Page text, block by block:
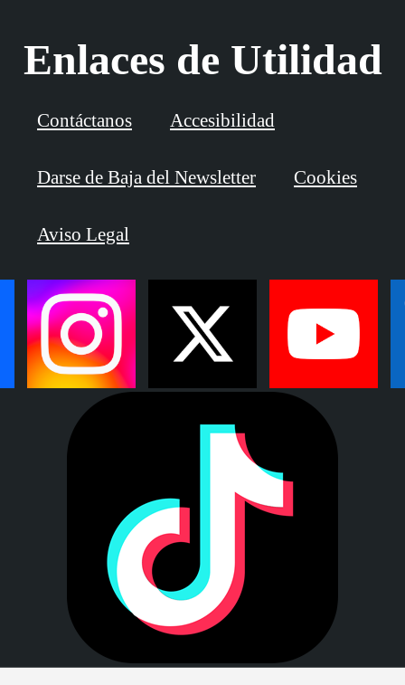
Enlaces de Utilidad
Contáctanos Accesibilidad
Darse de Baja del Newsletter Cookies
Aviso Legal